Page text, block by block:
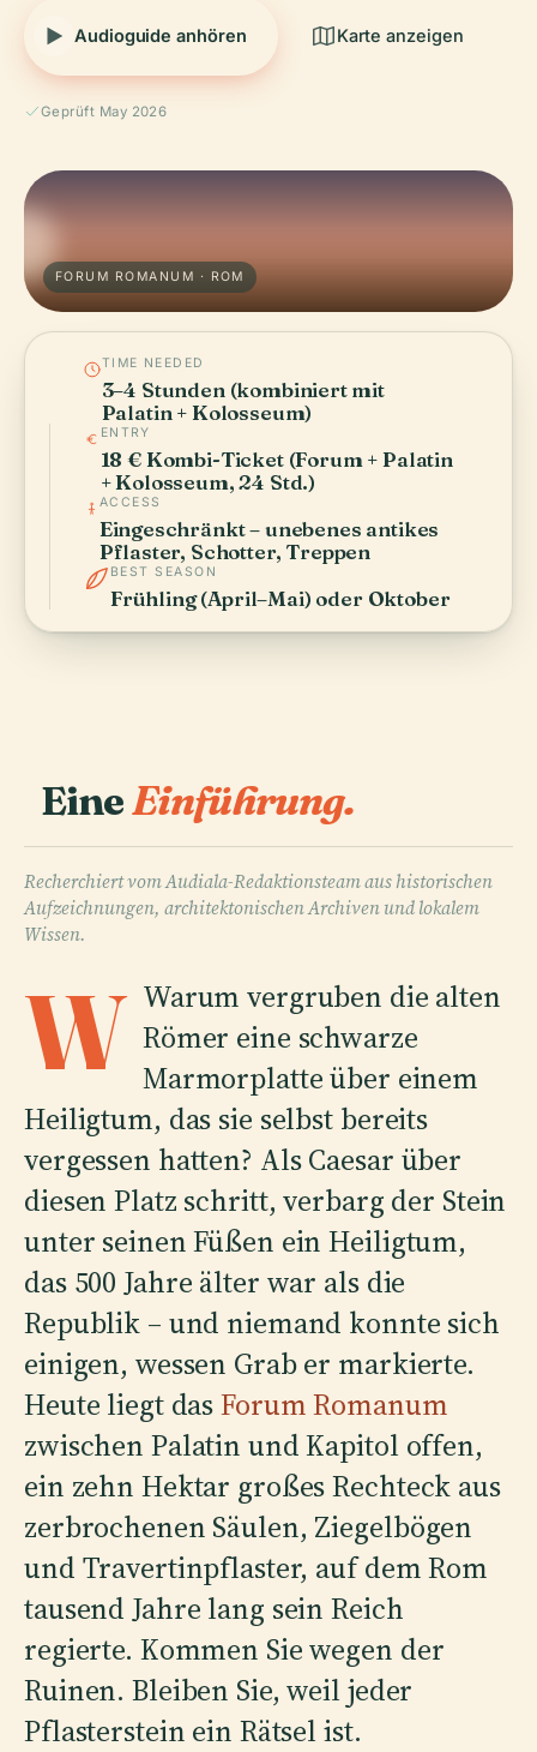
Audioguide anhören Karte anzeigen
Geprüft May 2026
FORUM ROMANUM · ROM
TIME NEEDED
3–4 Stunden (kombiniert mit
Palatin + Kolosseum)
ENTRY
18 € Kombi-Ticket (Forum + Palatin
+ Kolosseum, 24 Std.)
ACCESS
Eingeschränkt – unebenes antikes
Pflaster, Schotter, Treppen
BEST SEASON
Frühling (April–Mai) oder Oktober
EineEinführung.
Recherchiert vom Audiala-Redaktionsteam aus historischen
Aufzeichnungen, architektonischen Archiven und lokalem
Wissen.
W Warum vergruben die alten
Römer eine schwarze
Marmorplatte über einem
Heiligtum, das sie selbst bereits
vergessen hatten? Als Caesar über
diesen Platz schritt, verbarg der Stein
unter seinen Füßen ein Heiligtum,
das 500 Jahre älter war als die
Republik – und niemand konnte sich
einigen, wessen Grab er markierte.
Heute liegt dasForum Romanum
zwischen Palatin und Kapitol offen,
ein zehn Hektar großes Rechteck aus
zerbrochenen Säulen, Ziegelbögen
und Travertinpflaster, auf dem Rom
tausend Jahre lang sein Reich
regierte. Kommen Sie wegen der
Ruinen. Bleiben Sie, weil jeder
Pflasterstein ein Rätsel ist.